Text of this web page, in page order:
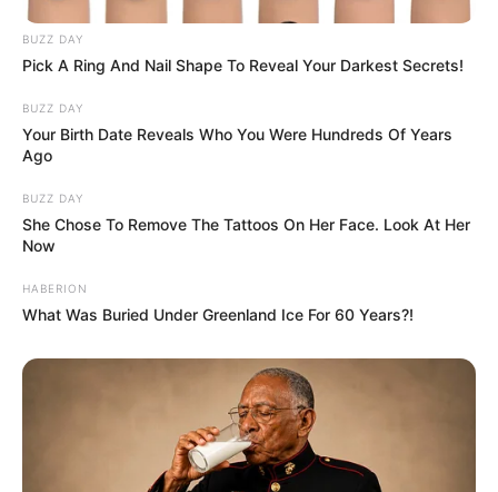
BUZZ DAY
Pick A Ring And Nail Shape To Reveal Your Darkest Secrets!
BUZZ DAY
Your Birth Date Reveals Who You Were Hundreds Of Years
Ago
BUZZ DAY
She Chose To Remove The Tattoos On Her Face. Look At Her
Now
HABERION
What Was Buried Under Greenland Ice For 60 Years?!